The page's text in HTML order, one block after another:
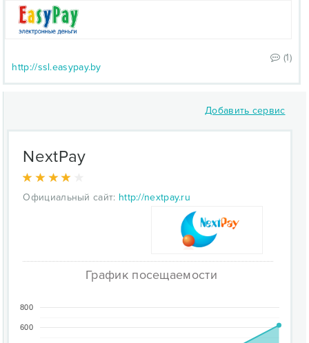
(1)
http://ssl.easypay.by
Добавить сервис
NextPay
Официальный сайт: http://nextpay.ru
График посещаемости
600
800